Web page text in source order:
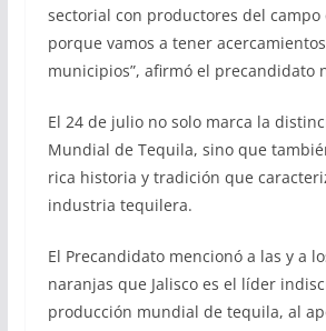
sectorial con productores del campo
porque vamos a tener
municipios”, afirmó el precandidato
El 24 de julio no solo marca la
Mundial de Tequila, sino que
rica historia y tradición que
industria tequilera.
El Precandidato mencionó a las y a
naranjas que Jalisco es el líder
producción mundial de tequila, al